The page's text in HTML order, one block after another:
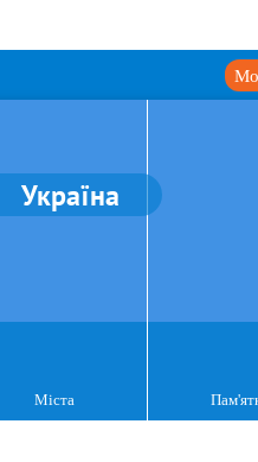
Україна
Міста